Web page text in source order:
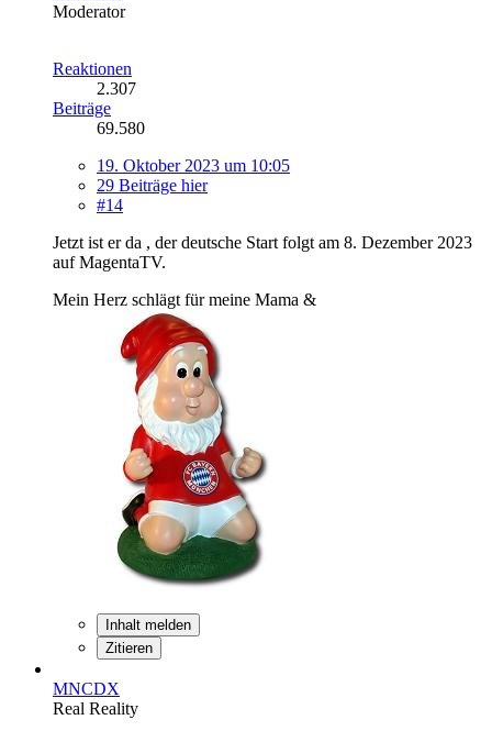
Moderator
Reaktionen
2.307
Beiträge
69.580
19. Oktober 2023 um 10:05
29 Beiträge hier
#14
Jetzt ist er da , der deutsche Start folgt am 8. Dezember 2023
auf MagentaTV.
Mein Herz schlägt für meine Mama &
Inhalt melden
Zitieren
MNCDX
Real Reality